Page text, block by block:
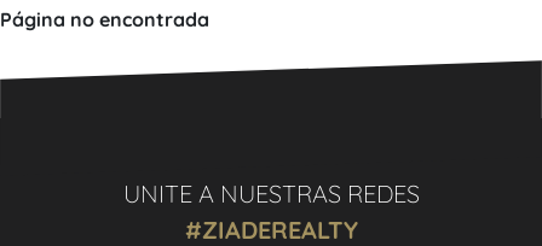
Página no encontrada
UNITE A NUESTRAS REDES
#ZIADEREALTY